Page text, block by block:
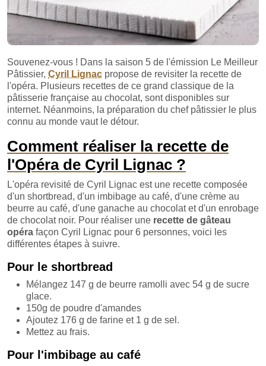
Souvenez-vous ! Dans la saison 5 de l'émission Le Meilleur
Pâtissier, Cyril Lignac propose de revisiter la recette de
l'opéra. Plusieurs recettes de ce grand classique de la
pâtisserie française au chocolat, sont disponibles sur
internet. Néanmoins, la préparation du chef pâtissier le plus
connu au monde vaut le détour.
Comment réaliser la recette de
l'Opéra de Cyril Lignac ?
L'opéra revisité de Cyril Lignac est une recette composée
d'un shortbread, d'un imbibage au café, d'une crème au
beurre au café, d'une ganache au chocolat et d'un enrobage
de chocolat noir. Pour réaliser une recette de gâteau
opéra façon Cyril Lignac pour 6 personnes, voici les
différentes étapes à suivre.
Pour le shortbread
Mélangez 147 g de beurre ramolli avec 54 g de sucre
glace.
150g de poudre d'amandes
Ajoutez 176 g de farine et 1 g de sel.
Mettez au frais.
Pour l'imbibage au café